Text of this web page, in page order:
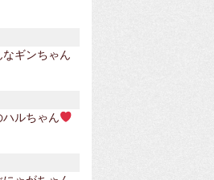
ギンちゃん
ハルちゃん